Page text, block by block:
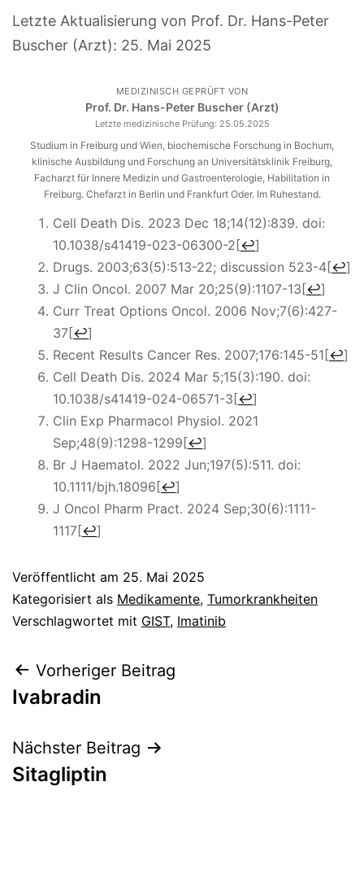
Letzte Aktualisierung von Prof. Dr. Hans-Peter
Buscher (Arzt): 25. Mai 2025
MEDIZINISCH GEPRÜFT VON
Prof. Dr. Hans-Peter Buscher (Arzt)
Letzte medizinische Prüfung: 25.05.2025
Studium in Freiburg und Wien, biochemische Forschung in Bochum,
klinische Ausbildung und Forschung an Universitätsklinik Freiburg,
Facharzt für Innere Medizin und Gastroenterologie, Habilitation in
Freiburg. Chefarzt in Berlin und Frankfurt Oder. Im Ruhestand.
Cell Death Dis. 2023 Dec 18;14(12):839. doi:
10.1038/s41419-023-06300-2[↩]
Drugs. 2003;63(5):513-22; discussion 523-4[↩]
J Clin Oncol. 2007 Mar 20;25(9):1107-13[↩]
Curr Treat Options Oncol. 2006 Nov;7(6):427-
37[↩]
Recent Results Cancer Res. 2007;176:145-51[↩]
Cell Death Dis. 2024 Mar 5;15(3):190. doi:
10.1038/s41419-024-06571-3[↩]
Clin Exp Pharmacol Physiol. 2021
Sep;48(9):1298-1299[↩]
Br J Haematol. 2022 Jun;197(5):511. doi:
10.1111/bjh.18096[↩]
J Oncol Pharm Pract. 2024 Sep;30(6):1111-
1117[↩]
Veröffentlicht am 25. Mai 2025
Kategorisiert als Medikamente, Tumorkrankheiten
Verschlagwortet mit GIST, Imatinib
Beitragsnavigation
Vorheriger Beitrag
Ivabradin
Nächster Beitrag
Sitagliptin